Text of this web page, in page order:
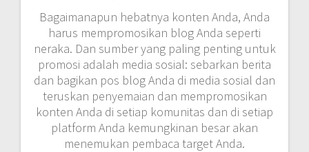
Bagaimanapun hebatnya konten Anda, Anda
harus mempromosikan blog Anda seperti
neraka. Dan sumber yang paling penting untuk
promosi adalah media sosial: sebarkan berita
dan bagikan pos blog Anda di media sosial dan
teruskan penyemaian dan mempromosikan
konten Anda di setiap komunitas dan di setiap
platform Anda kemungkinan besar akan
menemukan pembaca target Anda.